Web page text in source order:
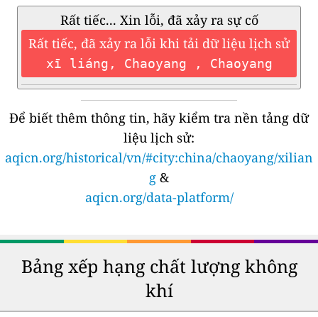
Rất tiếc... Xin lỗi, đã xảy ra sự cố
Rất tiếc, đã xảy ra lỗi khi tải dữ liệu lịch sử
xī liáng, Chaoyang , Chaoyang
Để biết thêm thông tin, hãy kiểm tra nền tảng dữ
liệu lịch sử:
aqicn.org/historical/vn/#city:china/chaoyang/xilian
g &
aqicn.org/data-platform/
Bảng xếp hạng chất lượng không
khí